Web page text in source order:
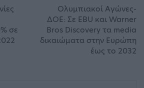
σε
Ολυμπιακοί Αγώνες-
ΔΟΕ: Σε EBU και Warner
Bros Discovery τα media
δικαιώματα στην Ευρώπη
έως το 2032